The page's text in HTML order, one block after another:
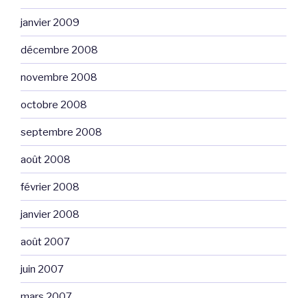
janvier 2009
décembre 2008
novembre 2008
octobre 2008
septembre 2008
août 2008
février 2008
janvier 2008
août 2007
juin 2007